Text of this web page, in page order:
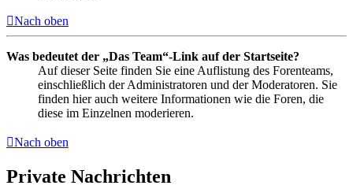
Nach oben
Was bedeutet der „Das Team“-Link auf der Startseite?
Auf dieser Seite finden Sie eine Auflistung des Forenteams,
einschließlich der Administratoren und der Moderatoren. Sie
finden hier auch weitere Informationen wie die Foren, die
diese im Einzelnen moderieren.
Nach oben
Private Nachrichten